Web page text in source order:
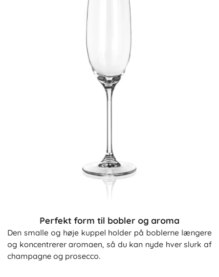
Perfekt form til bobler og aroma
Den smalle og høje kuppel holder på boblerne længere
og koncentrerer aromaen, så du kan nyde hver slurk af
champagne og prosecco.